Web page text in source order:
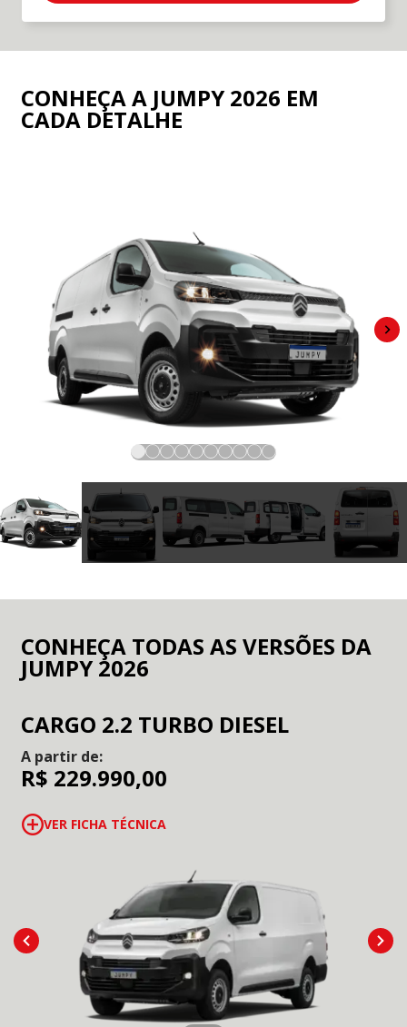
CONHEÇA A JUMPY 2026 EM
CADA DETALHE
CONHEÇA TODAS AS VERSÕES DA
JUMPY 2026
CARGO 2.2 TURBO DIESEL
A partir de:
R$ 229.990,00
VER FICHA TÉCNICA